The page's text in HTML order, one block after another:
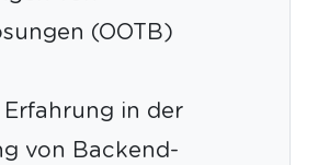
(OOTB)
in der
von Backend-